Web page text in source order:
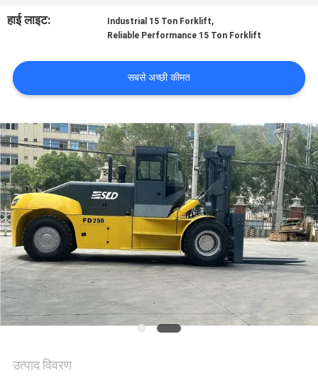
साइटमैप
PRIVACY
POLICY
हाई लाइट:
Industrial 15 Ton Forklift,
Reliable Performance 15 Ton Forklift
सबसे अच्छी कीमत
उत्पाद विवरण